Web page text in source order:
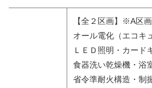
【全２区画】※A区画
オール電化（エコキ
ＬＥＤ照明・カード
食器洗い乾燥機・浴
省令準耐火構造・制